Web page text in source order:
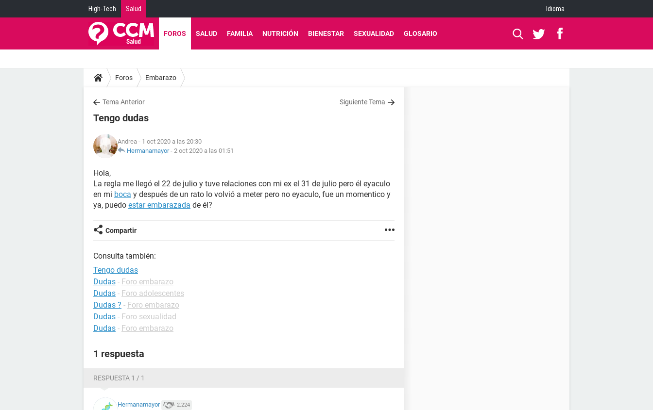
High-Tech Salud Idioma
FOROS SALUD FAMILIA NUTRICIÓN BIENESTAR SEXUALIDAD GLOSARIO
Foros Embarazo
Tema Anterior Siguiente Tema
Tengo dudas
Andrea - 1 oct 2020 a las 20:30
Hermanamayor- 2 oct 2020 a las 01:51
Hola,
La regla me llegó el 22 de julio y tuve relaciones con mi ex el 31 de julio pero él eyaculo
en mi boca y después de un rato lo volvió a meter pero no eyaculo, fue un momentico y
ya, puedo estar embarazada de él?
Compartir
Consulta también:
Tengo dudas
Dudas - Foro embarazo
Dudas - Foro adolescentes
Dudas ? - Foro embarazo
Dudas - Foro sexualidad
Dudas - Foro embarazo
1 respuesta
RESPUESTA 1 / 1
Hermanamayor 2.224